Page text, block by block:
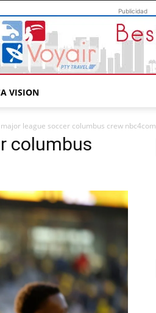
Publicidad
VISION
league soccer columbus crew nbc4com
columbus